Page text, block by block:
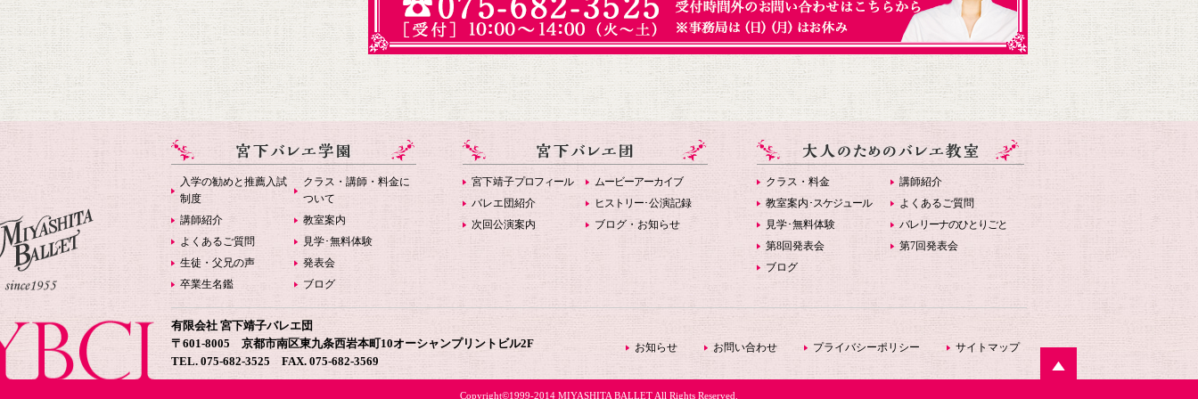
入学の勧めと推薦入試
制度
クラス・講師・料金に
ついて
講師紹介
教室案内
よくあるご質問
見学･無料体験
生徒・父兄の声
発表会
卒業生名鑑
ブログ
宮下靖子プロフィール
ムービーアーカイブ
バレエ団紹介
ヒストリー･公演記録
次回公演案内
ブログ・お知らせ
クラス・料金
講師紹介
教室案内 ･スケジュール
よくあるご質問
見学･無料体験
バレリーナのひとりごと
第8回発表会
第7回発表会
ブログ
お知らせ お問い合わせ プライバシーポリシー サイトマップ
有限会社 宮下靖子バレエ団
〒601-8005 京都市南区東九条西岩本町10オーシャンプリントビル2F
TEL. 075-682-3525 FAX. 075-682-3569
Copyright©1999-2014 MIYASHITA BALLET All Rights Reserved.